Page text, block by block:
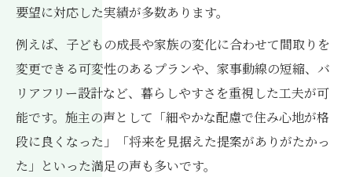
要望に対応した実績が多数あります。
例えば、子どもの成長や家族の変化に合わせて間取りを
変更できる可変性のあるプランや、家事動線の短縮、バ
リアフリー設計など、暮らしやすさを重視した工夫が可
能です。施主の声として「細やかな配慮で住み心地が格
段に良くなった」「将来を見据えた提案がありがたかっ
た」といった満足の声も多いです。